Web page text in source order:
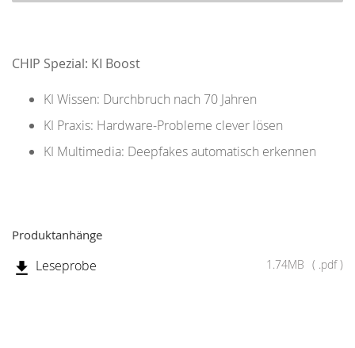
CHIP Spezial: KI Boost
KI Wissen: Durchbruch nach 70 Jahren
KI Praxis: Hardware-Probleme clever lösen
KI Multimedia: Deepfakes automatisch erkennen
Produktanhänge
Leseprobe .pdf
1.74MB